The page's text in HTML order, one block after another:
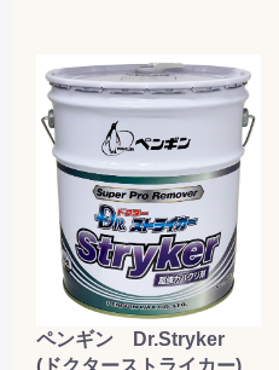
ペンギン Dr.Stryker
(ドクターストライカー)